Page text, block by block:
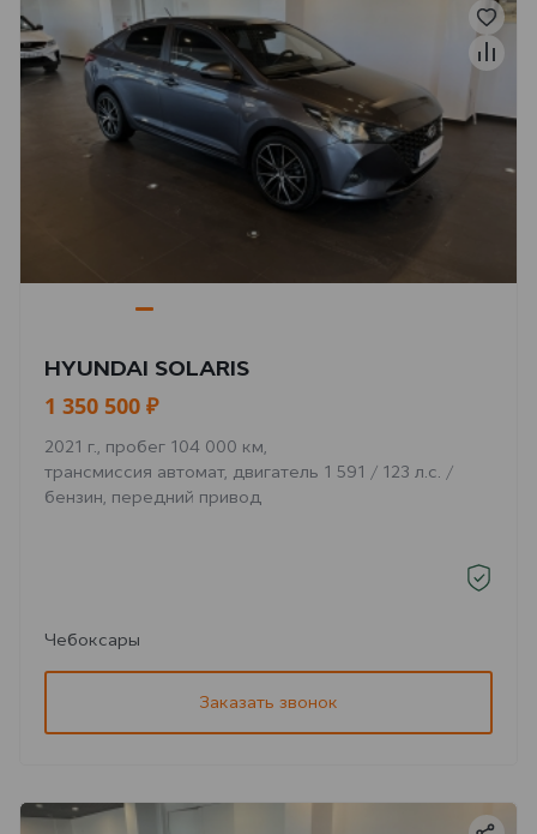
HYUNDAI SOLARIS
1 350 500 ₽
2021 г., пробег 104 000 км,
трансмиссия автомат, двигатель 1 591 / 123 л.с. /
бензин, передний привод
Чебоксары
Заказать звонок